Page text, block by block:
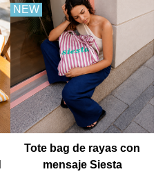
NEW
Tote bag de rayas con
mensaje Siesta